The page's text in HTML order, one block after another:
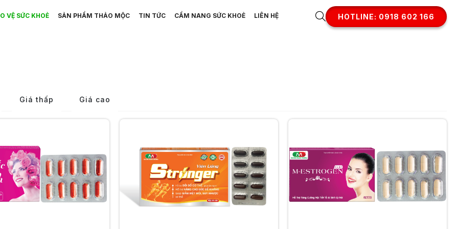
VỆ SỨC KHOẺ SẢN PHẨM THẢO MỘC TIN TỨC CẨM NANG SỨC KHOẺ LIÊN HỆ HOTLINE: 0918 602 166
Giá thấp Giá cao